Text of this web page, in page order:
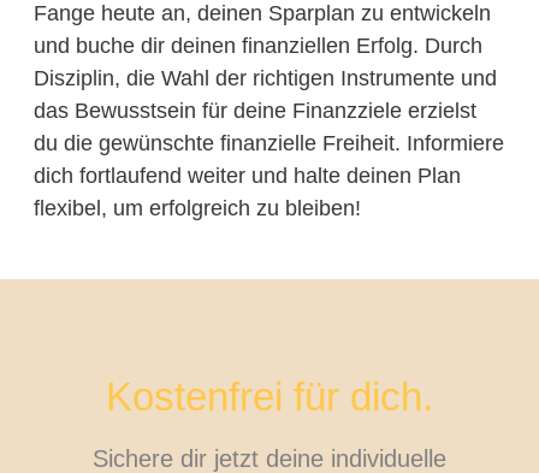
Fange heute an, deinen Sparplan zu entwickeln
und buche dir deinen finanziellen Erfolg. Durch
Disziplin, die Wahl der richtigen Instrumente und
das Bewusstsein für deine Finanzziele erzielst
du die gewünschte finanzielle Freiheit. Informiere
dich fortlaufend weiter und halte deinen Plan
flexibel, um erfolgreich zu bleiben!
Kostenfrei für dich.
Sichere dir jetzt deine individuelle